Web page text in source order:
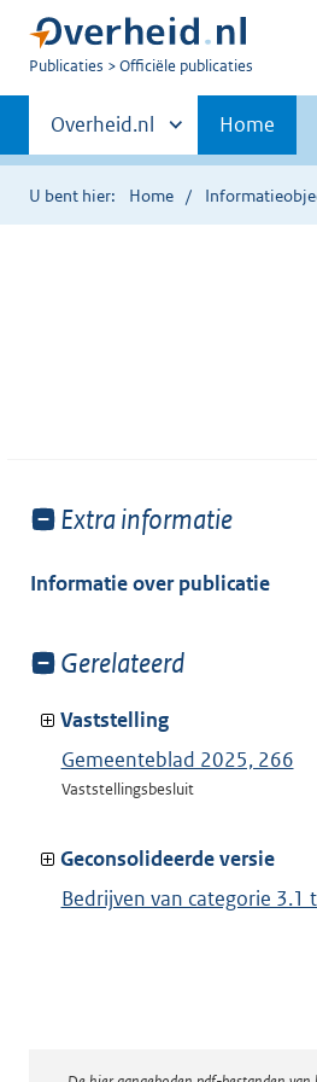
U
Publicaties Officiële publicaties
Primaire
navigatie
Andere
sites
binnen
Overheid.nl Home
U bent hier: Home
Toon
van:
Extra informatie
Informatie over publicatie
Toon
van:
Gerelateerd
Vaststelling
Gemeenteblad 2025, 266
Vaststellingsbesluit
Geconsolideerde versie
Bedrijven van categorie 3.1